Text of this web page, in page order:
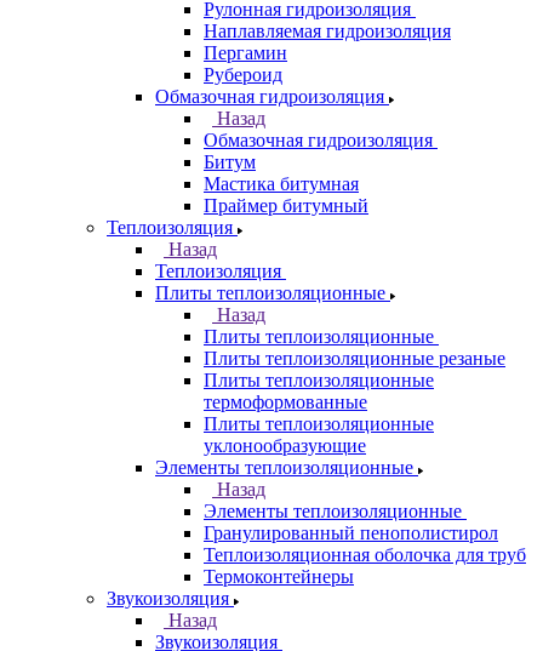
Рулонная гидроизоляция
Наплавляемая гидроизоляция
Пергамин
Рубероид
Обмазочная гидроизоляция
Назад
Обмазочная гидроизоляция
Битум
Мастика битумная
Праймер битумный
Теплоизоляция
Назад
Теплоизоляция
Плиты теплоизоляционные
Назад
Плиты теплоизоляционные
Плиты теплоизоляционные резаные
Плиты теплоизоляционные
термоформованные
Плиты теплоизоляционные
уклонообразующие
Элементы теплоизоляционные
Назад
Элементы теплоизоляционные
Гранулированный пенополистирол
Теплоизоляционная оболочка для труб
Термоконтейнеры
Звукоизоляция
Назад
Звукоизоляция